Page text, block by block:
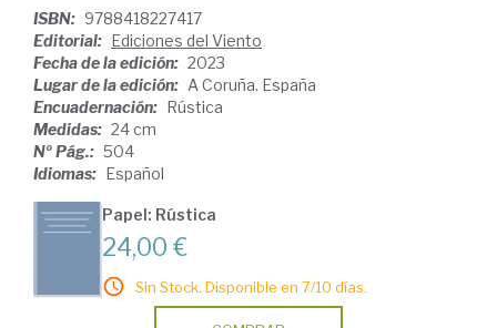
ISBN: 9788418227417
Editorial: Ediciones del Viento
Fecha de la edición: 2023
Lugar de la edición: A Coruña. España
Encuadernación: Rústica
Medidas: 24 cm
Nº Pág.: 504
Idiomas: Español
Papel: Rústica
24,00 €
Sin Stock. Disponible en 7/10 días.